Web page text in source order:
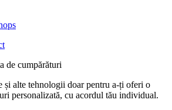
de cumpărături
alte tehnologii doar pentru a-ți oferi o
personalizată, cu acordul tău individual.